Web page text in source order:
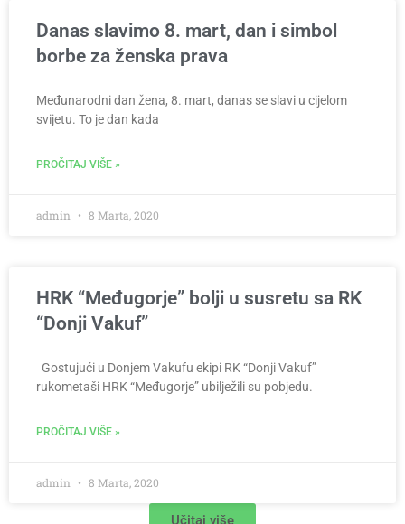
Danas slavimo 8. mart, dan i simbol
borbe za ženska prava
Međunarodni dan žena, 8. mart, danas se slavi u cijelom
svijetu. To je dan kada
PROČITAJ VIŠE »
admin 8 Marta, 2020
HRK “Međugorje” bolji u susretu sa RK
“Donji Vakuf”
Gostujući u Donjem Vakufu ekipi RK “Donji Vakuf”
rukometaši HRK “Međugorje” ubilježili su pobjedu.
PROČITAJ VIŠE »
admin 8 Marta, 2020
Učitaj više